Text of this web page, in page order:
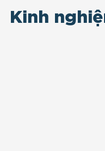
Kinh